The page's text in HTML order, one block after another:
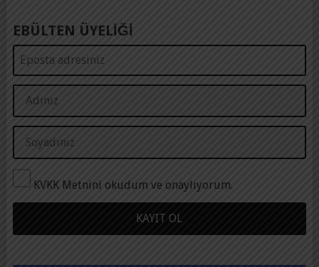
EBÜLTEN ÜYELİĞİ
KVKK Metnini okudum ve onaylıyorum.